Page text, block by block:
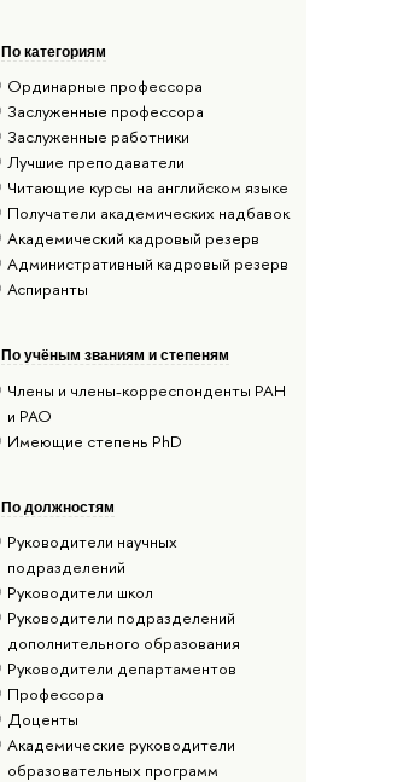
По категориям
Ординарные профессора
Заслуженные профессора
Заслуженные работники
Лучшие преподаватели
Читающие курсы на английском языке
Получатели академических надбавок
Академический кадровый резерв
Административный кадровый резерв
Аспиранты
По учёным званиям и степеням
Члены и члены-корреспонденты РАН
и РАО
Имеющие степень PhD
По должностям
Руководители научных
подразделений
Руководители школ
Руководители подразделений
дополнительного образования
Руководители департаментов
Профессора
Доценты
Академические руководители
образовательных программ